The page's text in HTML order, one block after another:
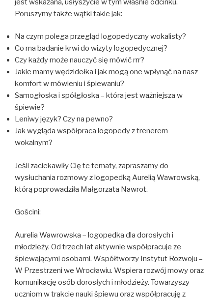
Poruszymy także wątki takie jak:
Na czym polega przegląd logopedyczny wokalisty?
Co ma badanie krwi do wizyty logopedycznej?
Czy każdy może nauczyć się mówić rrr?
Jakie mamy wędzidełka i jak mogą one wpłynąć na nasz
komfort w mówieniu i śpiewaniu?
Samogłoska i spółgłoska – która jest ważniejsza w
śpiewie?
Leniwy język? Czy na pewno?
Jak wygląda współpraca logopedy z trenerem
wokalnym?
Jeśli zaciekawiły Cię te tematy, zapraszamy do
wysłuchania rozmowy z logopedką Aurelią Wawrowską,
którą poprowadziła Małgorzata Nawrot.
Gościni:
Aurelia Wawrowska – logopedka dla dorosłych i
młodzieży. Od trzech lat aktywnie współpracuje ze
śpiewającymi osobami. Współtworzy Instytut Rozwoju –
W Przestrzeni we Wrocławiu. Wspiera rozwój mowy oraz
komunikację osób dorosłych i młodzieży. Towarzyszy
uczniom w trakcie nauki śpiewu oraz współpracuję z